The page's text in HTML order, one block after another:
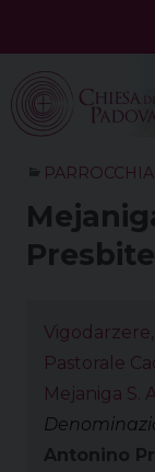
Pastorale
Mejaniga S.
Antonino